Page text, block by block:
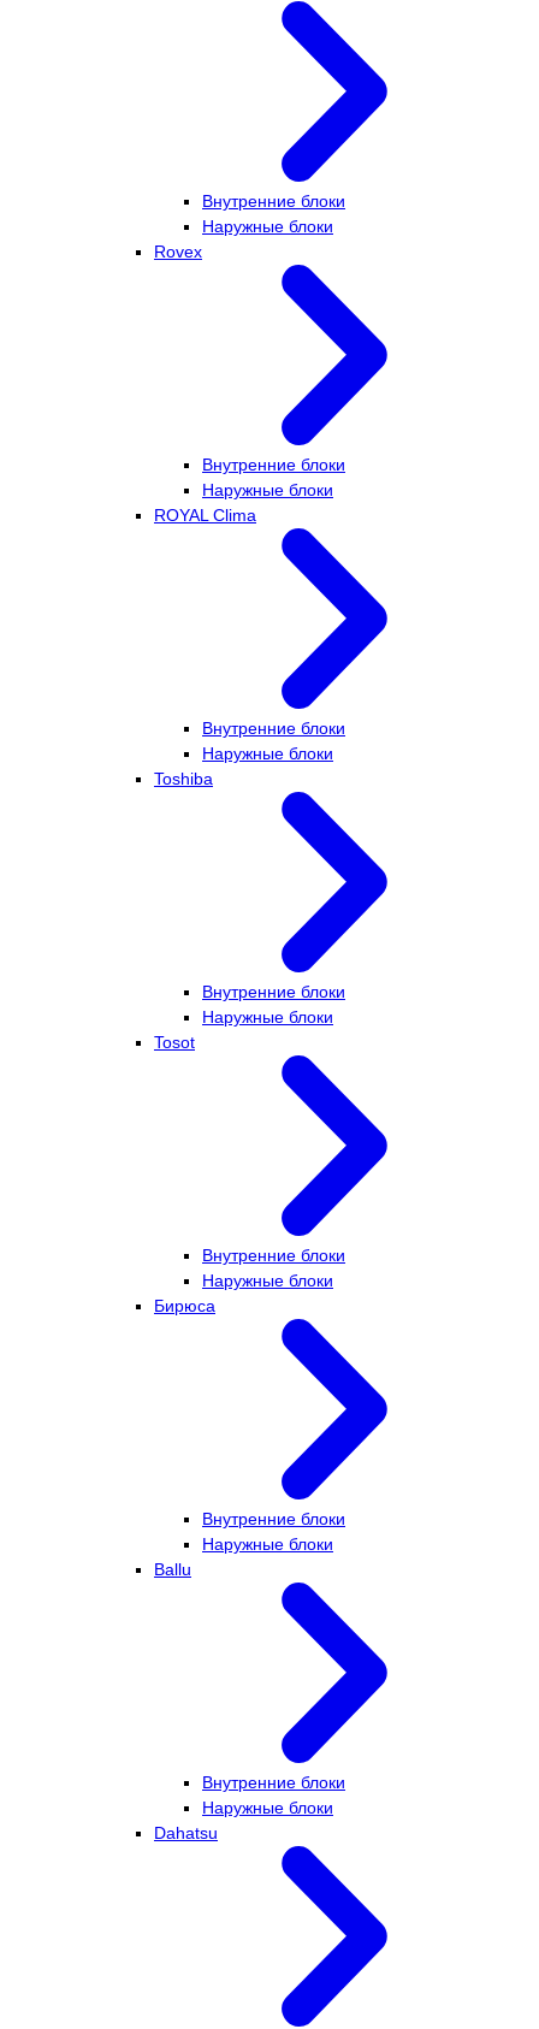
Внутренние блоки
Наружные блоки
Rovex
Внутренние блоки
Наружные блоки
ROYAL Clima
Внутренние блоки
Наружные блоки
Toshiba
Внутренние блоки
Наружные блоки
Tosot
Внутренние блоки
Наружные блоки
Бирюса
Внутренние блоки
Наружные блоки
Ballu
Внутренние блоки
Наружные блоки
Dahatsu